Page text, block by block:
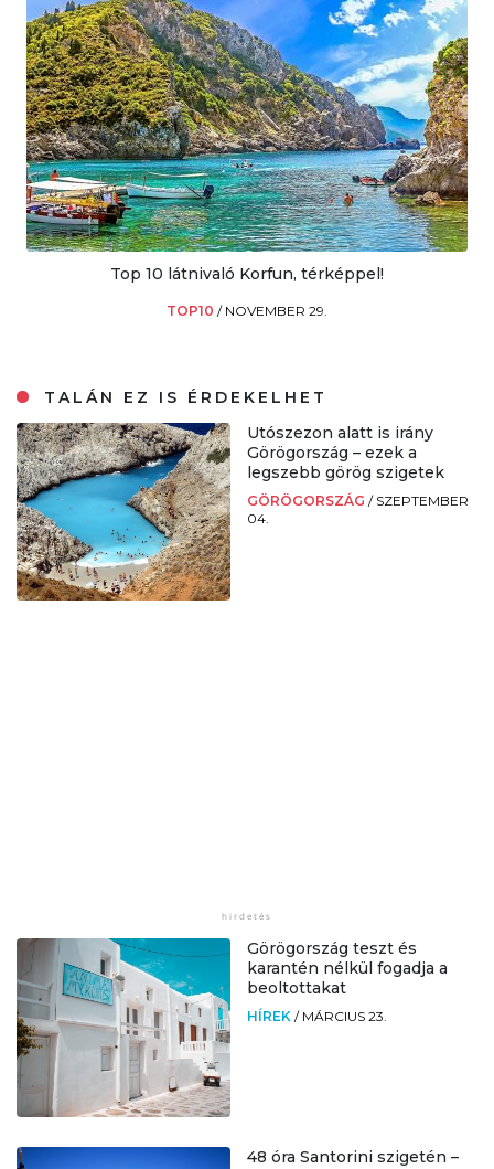
Top 10 látnivaló Korfun, térképpel!
TOP10 / NOVEMBER 29.
TALÁN EZ IS ÉRDEKELHET
Utószezon alatt is irány
Görögország – ezek a
legszebb görög szigetek
GÖRÖGORSZÁG / SZEPTEMBER
04.
Görögország teszt és
karantén nélkül fogadja a
beoltottakat
HÍREK / MÁRCIUS 23.
48 óra Santorini szigetén –